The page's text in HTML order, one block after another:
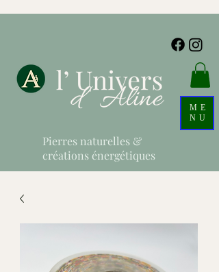
ME
NU
Pierres naturelles &
créations énergétiques